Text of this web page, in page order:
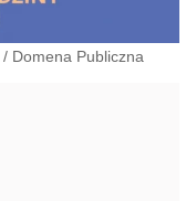
/ Domena Publiczna